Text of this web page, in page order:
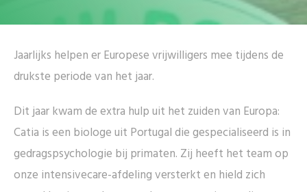
Jaarlijks helpen er Europese vrijwilligers mee tijdens de
drukste periode van het jaar.
Dit jaar kwam de extra hulp uit het zuiden van Europa:
Catia is een biologe uit Portugal die gespecialiseerd is in
gedragspsychologie bij primaten. Zij heeft het team op
onze intensivecare-afdeling versterkt en hield zich